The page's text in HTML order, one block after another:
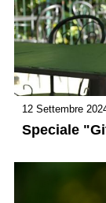
12 Settembre
Speciale